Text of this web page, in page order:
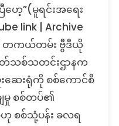
အစု
အပြုံလိုက်
သေဆုံး
တဲ့
ချဲ့
”(မူရင်းအရေး
link | Archive
တကယ်တမ်း ဗွီဒီယို
တ်သစ်သတင်းဌာနက
ဖူးဆေးရုံကို စစ်ကောင်စီ
မှု စစ်တပ်၏
စစ်သုံ့ပန်း ခလရ